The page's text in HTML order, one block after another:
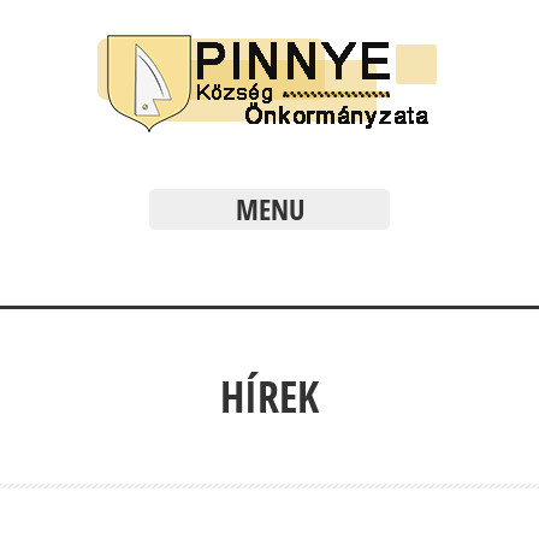
MENU
HÍREK